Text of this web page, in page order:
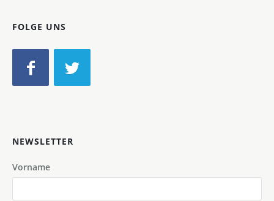
FOLGE UNS
NEWSLETTER
Vorname